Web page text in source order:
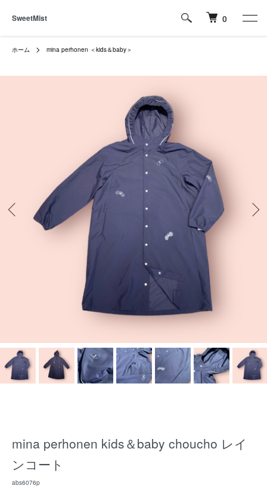
SweetMist 0
ホーム mina perhonen ＜kids＆baby＞
mina perhonen kids＆baby choucho レイ
ンコート
abs6076p